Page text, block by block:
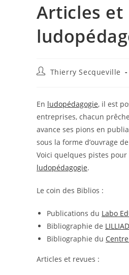
Articles et
Auteur/autrice
publication :
Thierry Secqueville
En ludopédagogie, il est
entreprises, chacun
avance ses pions en
sous la forme d’ouvrage
Voici quelques pistes
ludopédagogie.
Le coin des Biblios :
Publications du Labo
Bibliographie de LILLIAD
Bibliographie du
Articles et revues :